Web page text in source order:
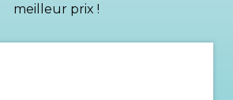
meilleur prix !